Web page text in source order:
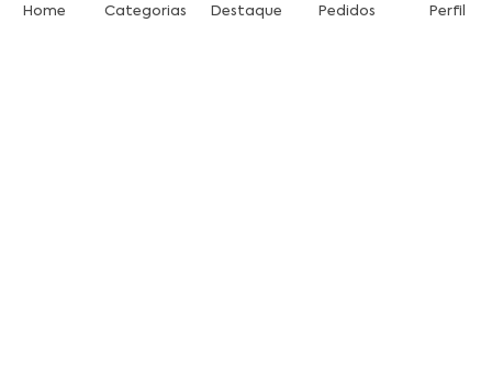
Home Categorias Destaque Pedidos Perfil